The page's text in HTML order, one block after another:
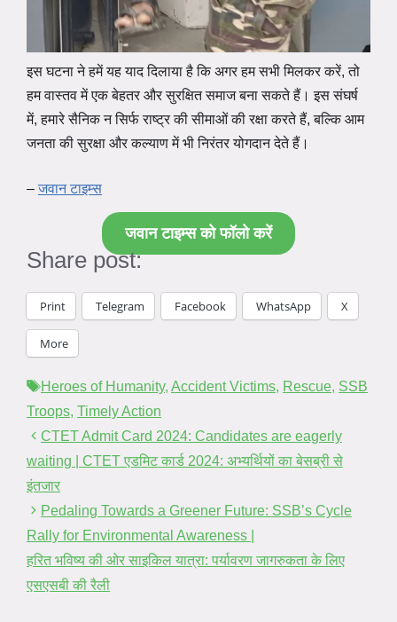
इस घटना ने हमें यह याद दिलाया है कि अगर हम सभी मिलकर करें, तो
हम वास्तव में एक बेहतर और सुरक्षित समाज बना सकते हैं। इस संघर्ष
में, हमारे सैनिक न सिर्फ राष्ट्र की सीमाओं की रक्षा करते हैं, बल्कि आम
जनता की सुरक्षा और कल्याण में भी निरंतर योगदान देते हैं।
–जवान टाइम्स
जवान टाइम्स को फॉलो करें
Share post:
Print Telegram Facebook WhatsApp X
More
Tags
Heroes of Humanity, Accident Victims, Rescue, SSB
Troops, Timely Action
CTET Admit Card 2024: Candidates are eagerly
waiting | CTET एडमिट कार्ड 2024: अभ्यर्थियों का बेसब्री से
इंतजार
Pedaling Towards a Greener Future: SSB’s Cycle
Rally for Environmental Awareness |
हरित भविष्य की ओर साइकिल यात्रा: पर्यावरण जागरुकता के लिए
एसएसबी की रैली